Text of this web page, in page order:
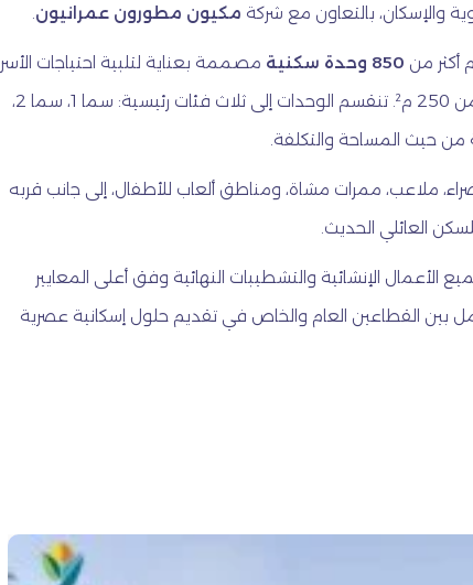
والإسكان، بالتعاون مع شركة مكيون مطورون عمرانيون
أكثر من 850 وحدة سكنية
مصممة بعناية لتلبية احتياجات الأسر
السعودية، بمساحات متنوعة تبدأ من 149 م² وتصل إلى أكثر من 250 م². تنقسم الوحدات إلى ثلاث فئات رئيسية: سما 1، سما 2،
ملاعب، ممرات مشاة، ومناطق ألعاب للأطفال، إلى جانب قربه
العائلي الحديث.
الإنشائية والتشطيبات النهائية وفق أعلى المعايير
بين القطاعين العام والخاص في تقديم حلول إسكانية عصرية